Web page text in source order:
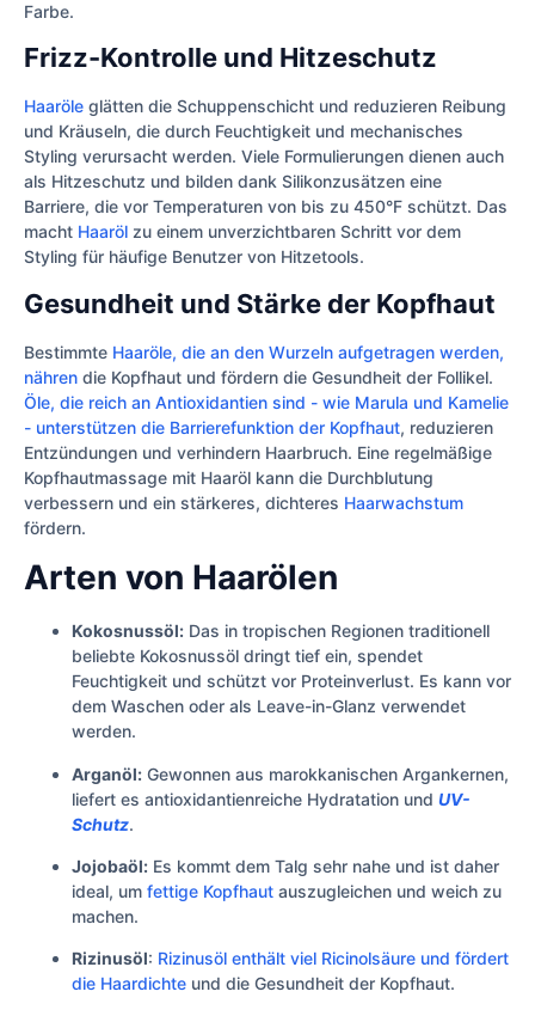
Farbe.
Frizz-Kontrolle und Hitzeschutz
Haaröle glätten die Schuppenschicht und reduzieren Reibung
und Kräuseln, die durch Feuchtigkeit und mechanisches
Styling verursacht werden. Viele Formulierungen dienen auch
als Hitzeschutz und bilden dank Silikonzusätzen eine
Barriere, die vor Temperaturen von bis zu 450°F schützt. Das
macht Haaröl zu einem unverzichtbaren Schritt vor dem
Styling für häufige Benutzer von Hitzetools.
Gesundheit und Stärke der Kopfhaut
Bestimmte Haaröle, die an den Wurzeln aufgetragen werden,
nähren die Kopfhaut und fördern die Gesundheit der Follikel.
Öle, die reich an Antioxidantien sind - wie Marula und Kamelie
- unterstützen die Barrierefunktion der Kopfhaut, reduzieren
Entzündungen und verhindern Haarbruch. Eine regelmäßige
Kopfhautmassage mit Haaröl kann die Durchblutung
verbessern und ein stärkeres, dichteres Haarwachstum
fördern.
Arten von Haarölen
Kokosnussöl: Das in tropischen Regionen traditionell
beliebte Kokosnussöl dringt tief ein, spendet
Feuchtigkeit und schützt vor Proteinverlust. Es kann vor
dem Waschen oder als Leave-in-Glanz verwendet
werden.
Arganöl: Gewonnen aus marokkanischen Argankernen,
liefert es antioxidantienreiche Hydratation und UV-
Schutz.
Jojobaöl: Es kommt dem Talg sehr nahe und ist daher
ideal, um fettige Kopfhaut auszugleichen und weich zu
machen.
Rizinusöl: Rizinusöl enthält viel Ricinolsäure und fördert
die Haardichte und die Gesundheit der Kopfhaut.